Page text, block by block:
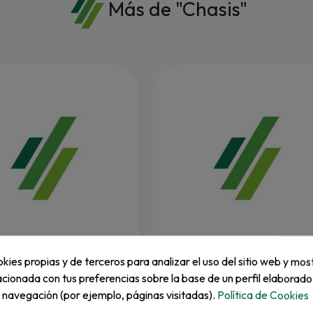
Más de "Chasis"
JACOBSEN
Soporte Superior Radiador Gk
Iv...
propias y de terceros para analizar el uso del sitio web y
con tus preferencias sobre la base de un perfil
(por ejemplo, páginas visitadas). Política de Cookies